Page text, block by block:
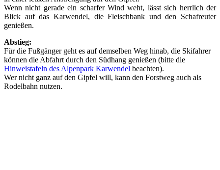
Wenn nicht gerade ein scharfer Wind weht, lässt sich herrlich der
Blick auf das Karwendel, die Fleischbank und den Schafreuter
genießen.
Abstieg:
Für die Fußgänger geht es auf demselben Weg hinab, die Skifahrer
können die Abfahrt durch den Südhang genießen (bitte die
Hinweistafeln des Alpenpark Karwendel beachten).
Wer nicht ganz auf den Gipfel will, kann den Forstweg auch als
Rodelbahn nutzen.